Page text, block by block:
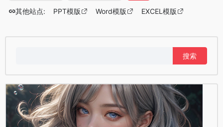
其他站点: PPT模版 Word模版 EXCEL模版